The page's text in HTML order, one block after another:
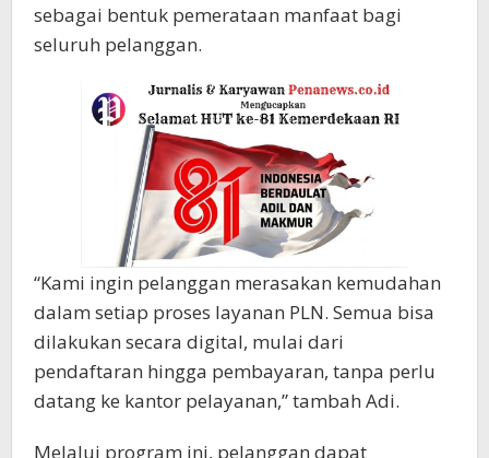
sebagai bentuk pemerataan manfaat bagi
seluruh pelanggan.
“Kami ingin pelanggan merasakan kemudahan
dalam setiap proses layanan PLN. Semua bisa
dilakukan secara digital, mulai dari
pendaftaran hingga pembayaran, tanpa perlu
datang ke kantor pelayanan,” tambah Adi.
Melalui program ini, pelanggan dapat